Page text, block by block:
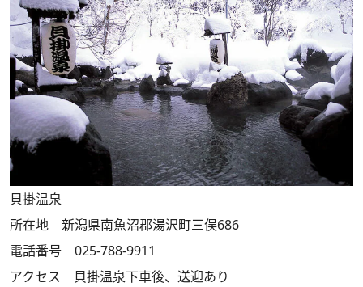
貝掛温泉
所在地 新潟県南魚沼郡湯沢町三俣686
電話番号 025-788-9911
アクセス 貝掛温泉下車後、送迎あり